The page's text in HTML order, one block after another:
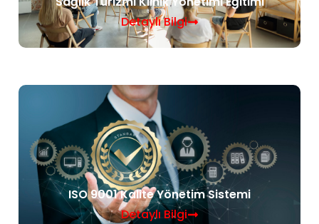
Detaylı Bilgi
ISO 9001 Kalite Yönetim Sistemi
Detaylı Bilgi